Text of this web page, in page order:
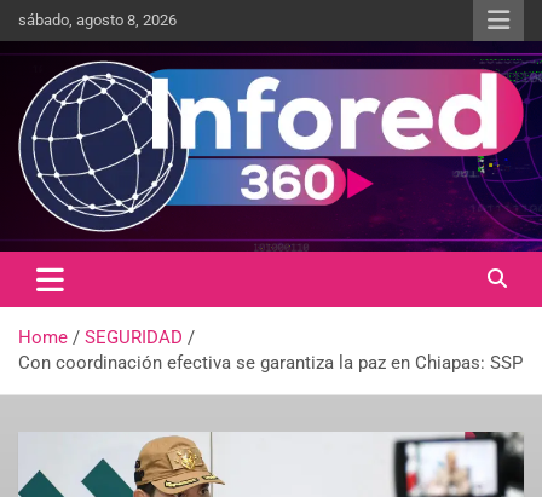
sábado, agosto 8, 2026
infored360.mx
Un giro en la información
Home
SEGURIDAD
Con coordinación efectiva se garantiza la paz en Chiapas: SSP